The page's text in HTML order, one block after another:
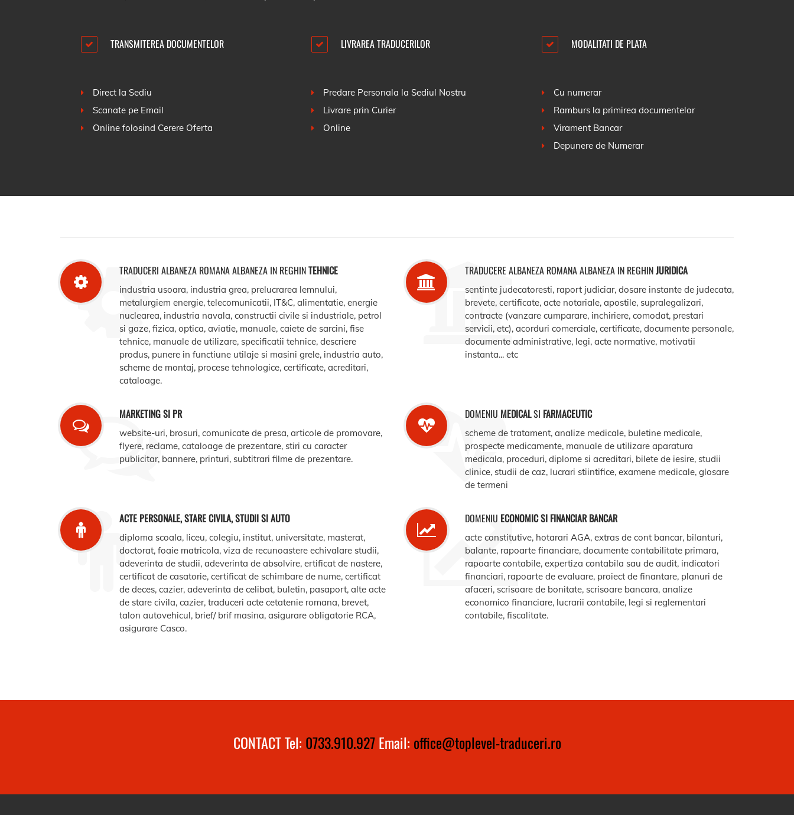
TRANSMITEREA DOCUMENTELOR
Direct la Sediu
Scanate pe Email
Online folosind Cerere Oferta
LIVRAREA TRADUCERILOR
Predare Personala la Sediul Nostru
Livrare prin Curier
Online
MODALITATI DE PLATA
Cu numerar
Ramburs la primirea documentelor
Virament Bancar
Depunere de Numerar
TRADUCERI ALBANEZA ROMANA ALBANEZA IN REGHINTEHNICE
industria usoara, industria grea, prelucrarea lemnului,
metalurgiem energie, telecomunicatii, IT&C, alimentatie, energie
nuclearea, industria navala, constructii civile si industriale, petrol
si gaze, fizica, optica, aviatie, manuale, caiete de sarcini, fise
tehnice, manuale de utilizare, specificatii tehnice, descriere
produs, punere in functiune utilaje si masini grele, industria auto,
scheme de montaj, procese tehnologice, certificate, acreditari,
cataloage.
TRADUCERE ALBANEZA ROMANA ALBANEZA IN REGHINJURIDICA
sentinte judecatoresti, raport judiciar, dosare instante de judecata,
brevete, certificate, acte notariale, apostile, supralegalizari,
contracte (vanzare cumparare, inchiriere, comodat, prestari
servicii, etc), acorduri comerciale, certificate, documente personale,
documente administrative, legi, acte normative, motivatii
instanta... etc
MARKETING SI PR
website-uri, brosuri, comunicate de presa, articole de promovare,
flyere, reclame, cataloage de prezentare, stiri cu caracter
publicitar, bannere, printuri, subtitrari filme de prezentare.
DOMENIU MEDICALSI FARMACEUTIC
scheme de tratament, analize medicale, buletine medicale,
prospecte medicamente, manuale de utilizare aparatura
medicala, proceduri, diplome si acreditari, bilete de iesire, studii
clinice, studii de caz, lucrari stiintifice, examene medicale, glosare
de termeni
ACTE PERSONALE, STARE CIVILA, STUDII SI AUTO
diploma scoala, liceu, colegiu, institut, universitate, masterat,
doctorat, foaie matricola, viza de recunoastere echivalare studii,
adeverinta de studii, adeverinta de absolvire, ertificat de nastere,
certificat de casatorie, certificat de schimbare de nume, certificat
de deces, cazier, adeverinta de celibat, buletin, pasaport, alte acte
de stare civila, cazier, traduceri acte cetatenie romana, brevet,
talon autovehicul, brief/ brif masina, asigurare obligatorie RCA,
asigurare Casco.
DOMENIU ECONOMIC SI FINANCIAR BANCAR
acte constitutive, hotarari AGA, extras de cont bancar, bilanturi,
balante, rapoarte financiare, documente contabilitate primara,
rapoarte contabile, expertiza contabila sau de audit, indicatori
financiari, rapoarte de evaluare, proiect de finantare, planuri de
afaceri, scrisoare de bonitate, scrisoare bancara, analize
economico financiare, lucrarii contabile, legi si reglementari
contabile, fiscalitate.
CONTACT Tel: 0733.910.927Email: office@toplevel-traduceri.ro